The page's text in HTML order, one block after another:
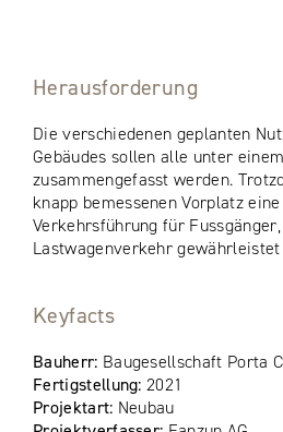
Herausforderung
Die verschiedenen geplanten
Gebäudes sollen alle unter
zusammengefasst werden.
knapp bemessenen Vorplatz
Verkehrsführung für
Lastwagenverkehr
Keyfacts
Bauherr: Baugesellschaft Porta
Fertigstellung:2021
Projektart: Neubau